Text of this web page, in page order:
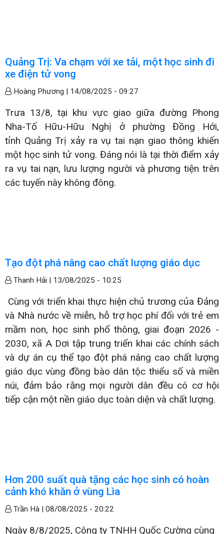
Quảng Trị: Va chạm với xe tải, một học sinh đi
xe điện tử vong
Hoàng Phương | 14/08/2025 - 09:27
Trưa 13/8, tại khu vực giao giữa đường Phong
Nha-Tố Hữu-Hữu Nghị ở phường Đồng Hới,
tỉnh Quảng Trị xảy ra vụ tai nạn giao thông khiến
một học sinh tử vong. Đáng nói là tại thời điểm xảy
ra vụ tai nạn, lưu lượng người và phương tiện trên
các tuyến này không đông.
Tạo đột phá nâng cao chất lượng giáo dục
Thanh Hải | 13/08/2025 - 10:25
Cùng với triển khai thực hiện chủ trương của Đảng
và Nhà nước về miễn, hỗ trợ học phí đối với trẻ em
mầm non, học sinh phổ thông, giai đoạn 2026 -
2030, xã A Dơi tập trung triển khai các chính sách
và dự án cụ thể tạo đột phá nâng cao chất lượng
giáo dục vùng đồng bào dân tộc thiểu số và miền
núi, đảm bảo rằng mọi người dân đều có cơ hội
tiếp cận một nền giáo dục toàn diện và chất lượng.
Hơn 200 suất quà tặng các học sinh có hoàn
cảnh khó khăn ở vùng Lìa
Trần Hà | 08/08/2025 - 20:22
Ngày 8/8/2025, Công ty TNHH Quốc Cường cùng